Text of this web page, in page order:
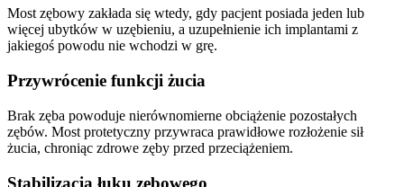
Most zębowy zakłada się wtedy, gdy pacjent posiada jeden lub
więcej ubytków w uzębieniu, a uzupełnienie ich implantami z
jakiegoś powodu nie wchodzi w grę.
Przywrócenie funkcji żucia
Brak zęba powoduje nierównomierne obciążenie pozostałych
zębów. Most protetyczny przywraca prawidłowe rozłożenie sił
żucia, chroniąc zdrowe zęby przed przeciążeniem.
Stabilizacja łuku zębowego